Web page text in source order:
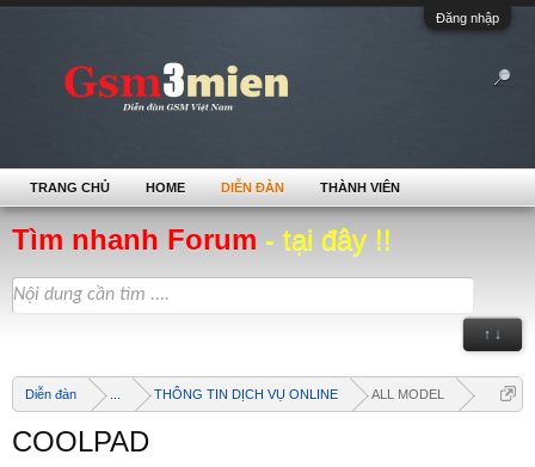
Đăng nhập
Tìm nhanh Forum - tại đây !!
↑ ↓
Diễn đàn THÔNG TIN DỊCH VỤ ONLINE ALL MODEL
COOLPAD
TRANG CHỦ HOME DIỄN ĐÀN THÀNH VIÊN